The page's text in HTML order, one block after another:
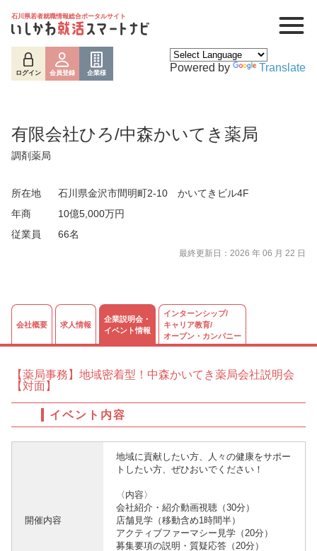
石川県若者就職情報総合ポータルサイト
ログイン 会員登録 企業様 Powered by Translate
有限会社ひろ/中森かいてき薬局
調剤薬局
所在地
石川県金沢市間明町2-10 かいてきビル4F
年商
10億5,000万円
従業員
66名
最終更新日：2026 年 06 月 22 日
会社概要 求人情報
企業説明会・
イベント情報
インターンシップ/
キャリア教育/
オープン・カンパニー
【薬局事務】地域密着型！中森かいてき薬局会社説明会
【対面】
イベント内容
開催内容
地域に貢献したい方、人々の健康をサポー
トしたい方、ぜひおいでください！
〈内容〉
会社紹介・紹介動画視聴（30分）
店舗見学（移動含め1時間半）
アクティブファーマシー見学（20分）
募集要項の説明・質疑応答（20分）